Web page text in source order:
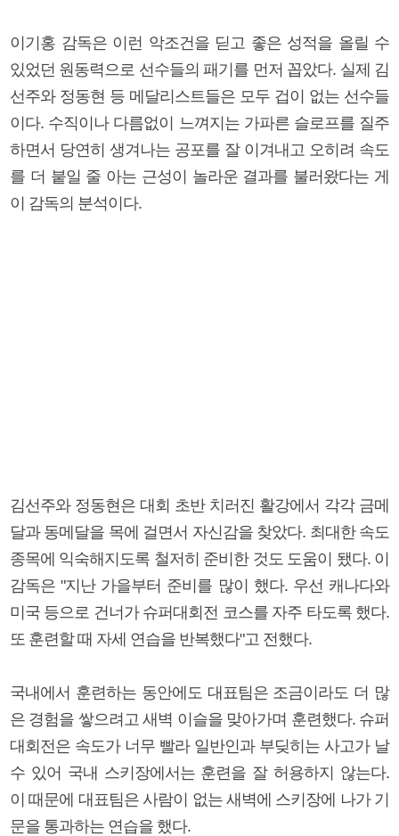
이기홍 감독은 이런 악조건을 딛고 좋은 성적을 올릴 수
있었던 원동력으로 선수들의 패기를 먼저 꼽았다. 실제 김
선주와 정동현 등 메달리스트들은 모두 겁이 없는 선수들
이다. 수직이나 다름없이 느껴지는 가파른 슬로프를 질주
하면서 당연히 생겨나는 공포를 잘 이겨내고 오히려 속도
를 더 붙일 줄 아는 근성이 놀라운 결과를 불러왔다는 게
이 감독의 분석이다.
김선주와 정동현은 대회 초반 치러진 활강에서 각각 금메
달과 동메달을 목에 걸면서 자신감을 찾았다. 최대한 속도
종목에 익숙해지도록 철저히 준비한 것도 도움이 됐다. 이
감독은 "지난 가을부터 준비를 많이 했다. 우선 캐나다와
미국 등으로 건너가 슈퍼대회전 코스를 자주 타도록 했다.
또 훈련할 때 자세 연습을 반복했다"고 전했다.
국내에서 훈련하는 동안에도 대표팀은 조금이라도 더 많
은 경험을 쌓으려고 새벽 이슬을 맞아가며 훈련했다. 슈퍼
대회전은 속도가 너무 빨라 일반인과 부딪히는 사고가 날
수 있어 국내 스키장에서는 훈련을 잘 허용하지 않는다.
이 때문에 대표팀은 사람이 없는 새벽에 스키장에 나가 기
문을 통과하는 연습을 했다.